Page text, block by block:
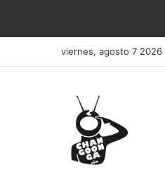
viernes, agosto 7 2026